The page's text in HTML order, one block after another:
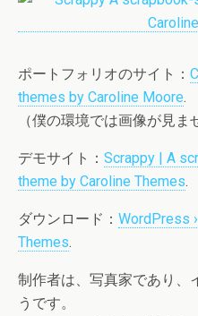
ポートフォリオのサイト：
themes by Caroline Moore.
（僕の環境では画像が見ま
デモサイト： Scrappy | A
theme by Caroline Themes.
ダウンロード： WordPress
Themes.
制作者は、写真家であり、
うです。